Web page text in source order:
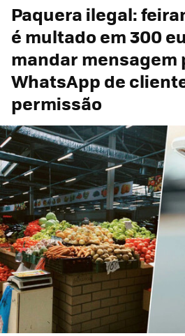
Paquera ilegal:
é multado em 300
mandar mensagem
WhatsApp de
permissão